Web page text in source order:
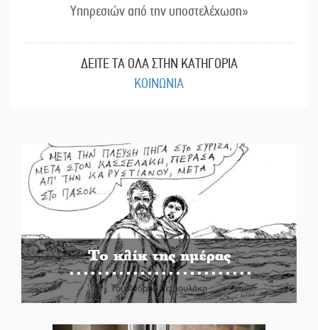
Υπηρεσιών από την υποστελέχωση»
ΔΕΙΤΕ ΤΑ ΟΛΑ ΣΤΗΝ ΚΑΤΗΓΟΡΙΑ
ΚΟΙΝΩΝΙΑ
Το κλίκ της ημέρας
Του Ανδρέα Πετρουλάκη